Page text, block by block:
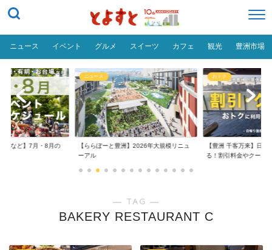
ニュース イベント グルメ スイーツ カフェ 観光 豊洲市場
場など】7月・8月の
ニュース
【ららぽーと豊洲】2026年大規模リニュ
ーアル
おトク
【豊洲 千客万来】日帰
る！割引料金やクーポ...
― TAG ―
BAKERY RESTAURANT C